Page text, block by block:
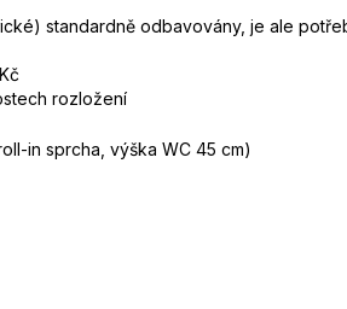
standardně odbavovány, je ale
rozložení
in sprcha, výška WC 45 cm)